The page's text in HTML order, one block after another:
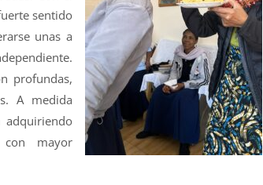
sentido
unas a
profundas,
A medida
adquiriendo
con mayor